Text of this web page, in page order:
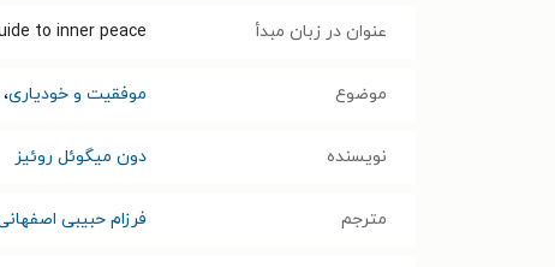
عنوان در زبان مبدأ to inner peace
موضوع موفقیت و خودیاری،
نویسنده دون میگوئل روئ‍ی‍ز‌
مترجم فرزام حبیبی